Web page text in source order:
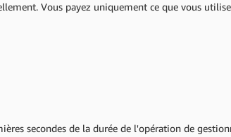
Vous payez uniquement ce que vous
secondes de la durée de l'opération de